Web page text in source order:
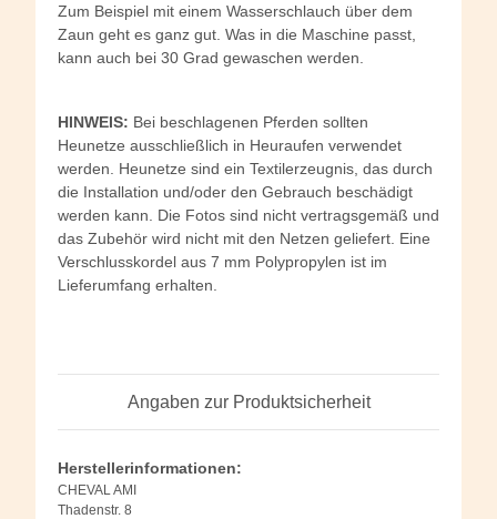
Zum Beispiel mit einem Wasserschlauch über dem
Zaun geht es ganz gut. Was in die Maschine passt,
kann auch bei 30 Grad gewaschen werden.
HINWEIS: Bei beschlagenen Pferden sollten
Heunetze ausschließlich in Heuraufen verwendet
werden. Heunetze sind ein Textilerzeugnis, das durch
die Installation und/oder den Gebrauch beschädigt
werden kann. Die Fotos sind nicht vertragsgemäß und
das Zubehör wird nicht mit den Netzen geliefert. Eine
Verschlusskordel aus 7 mm Polypropylen ist im
Lieferumfang erhalten.
Angaben zur Produktsicherheit
Herstellerinformationen:
CHEVAL AMI
Thadenstr. 8